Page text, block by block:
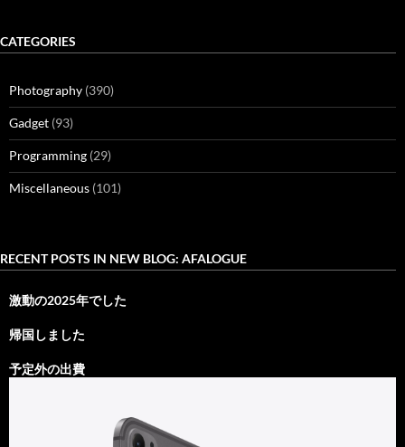
CATEGORIES
Photography (390)
Gadget (93)
Programming (29)
Miscellaneous (101)
RECENT POSTS IN NEW BLOG: AFALOGUE
激動の2025年でした
帰国しました
予定外の出費